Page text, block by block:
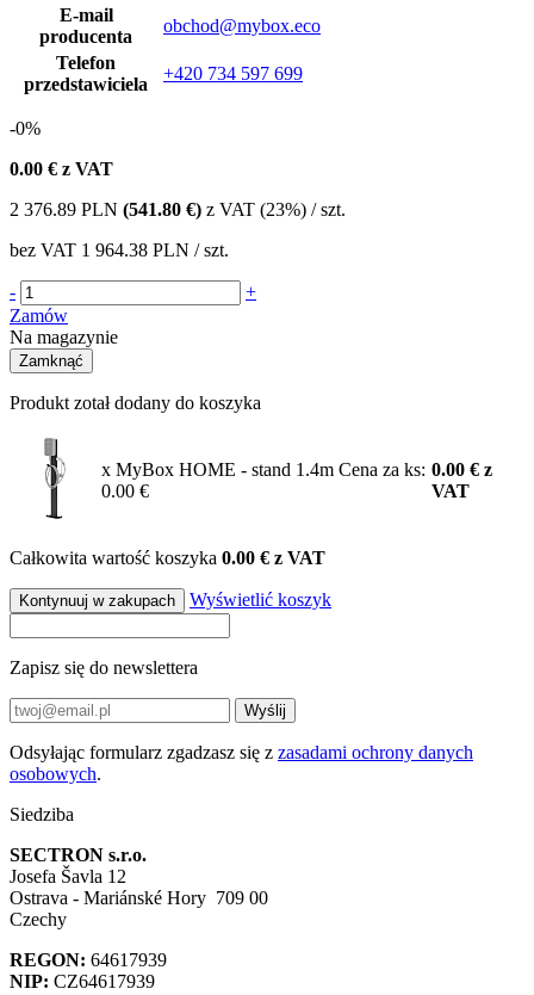
E-mail
producenta
obchod@mybox.eco
Telefon
przedstawiciela
+420 734 597 699
-0%
0.00 € z VAT
2 376.89 PLN (541.80 €) z VAT (23%) / szt.
bez VAT 1 964.38 PLN / szt.
-
+
Zamów
Na magazynie
Zamknąć
Produkt zotał dodany do koszyka
x MyBox HOME - stand 1.4m Cena za ks:
0.00 €
0.00 € z
VAT
Całkowita wartość koszyka 0.00 € z VAT
Kontynuuj w zakupach Wyświetlić koszyk
Zapisz się do newslettera
Wyślij
Odsyłając formularz zgadzasz się z zasadami ochrony danych
osobowych.
Siedziba
SECTRON s.r.o.
Josefa Šavla 12
Ostrava - Mariánské Hory 709 00
Czechy
REGON: 64617939
NIP: CZ64617939